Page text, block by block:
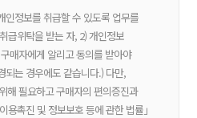
정보를 취급할 수 있도록 업무를
급위탁을 받는 자, 2) 개인정보
매자에게 알리고 동의를 받아야
되는 경우에도 같습니다.) 다만,
해 필요하고 구매자의 편의증진과
촉진 및 정보보호 등에 관한 법률」